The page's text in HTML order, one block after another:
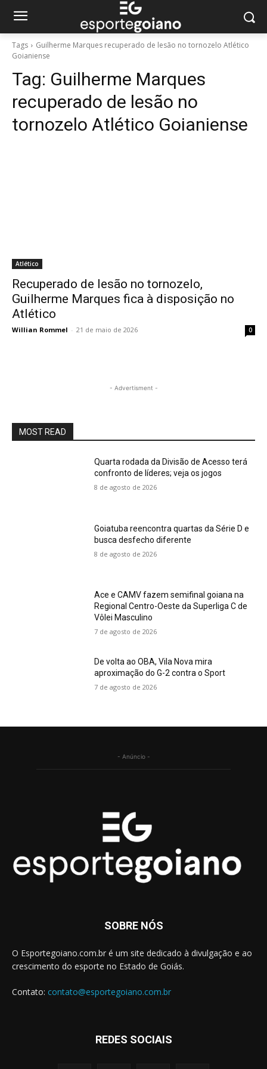
Tags
Guilherme Marques recuperado de lesão no tornozelo Atlético
Goianiense
Tag: Guilherme Marques
recuperado de lesão no
tornozelo Atlético Goianiense
Atlético
Recuperado de lesão no tornozelo,
Guilherme Marques fica à disposição no
Atlético
Willian Rommel - 21 de maio de 2026 0
- Advertisment -
MOST READ
Quarta rodada da Divisão de Acesso terá
confronto de líderes; veja os jogos
8 de agosto de 2026
Goiatuba reencontra quartas da Série D e
busca desfecho diferente
8 de agosto de 2026
Ace e CAMV fazem semifinal goiana na
Regional Centro-Oeste da Superliga C de
Vôlei Masculino
7 de agosto de 2026
De volta ao OBA, Vila Nova mira
aproximação do G-2 contra o Sport
7 de agosto de 2026
- Anúncio -
SOBRE NÓS
O Esportegoiano.com.br é um site dedicado à divulgação e ao
crescimento do esporte no Estado de Goiás.
Contato: contato@esportegoiano.com.br
REDES SOCIAIS